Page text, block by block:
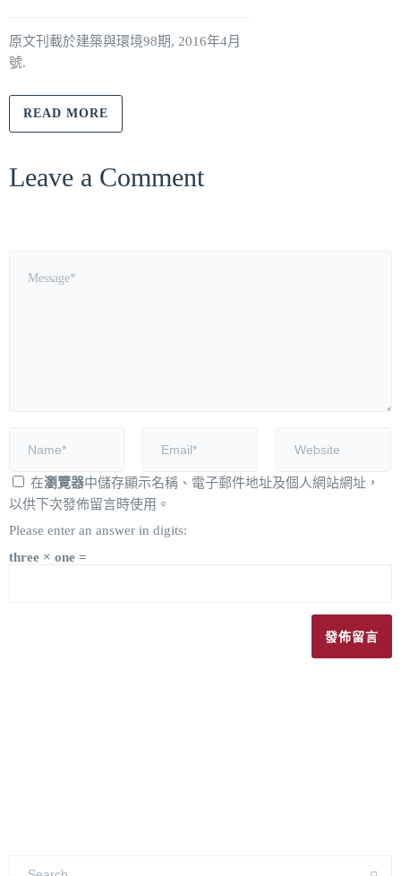
原文刊載於建築與環境98期, 2016年4月
號.
READ MORE
Leave a Comment
在瀏覽器中儲存顯示名稱、電子郵件地址及個人網站網址，
以供下次發佈留言時使用。
Please enter an answer in digits:
three × one =